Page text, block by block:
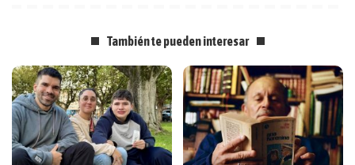
También te pueden interesar